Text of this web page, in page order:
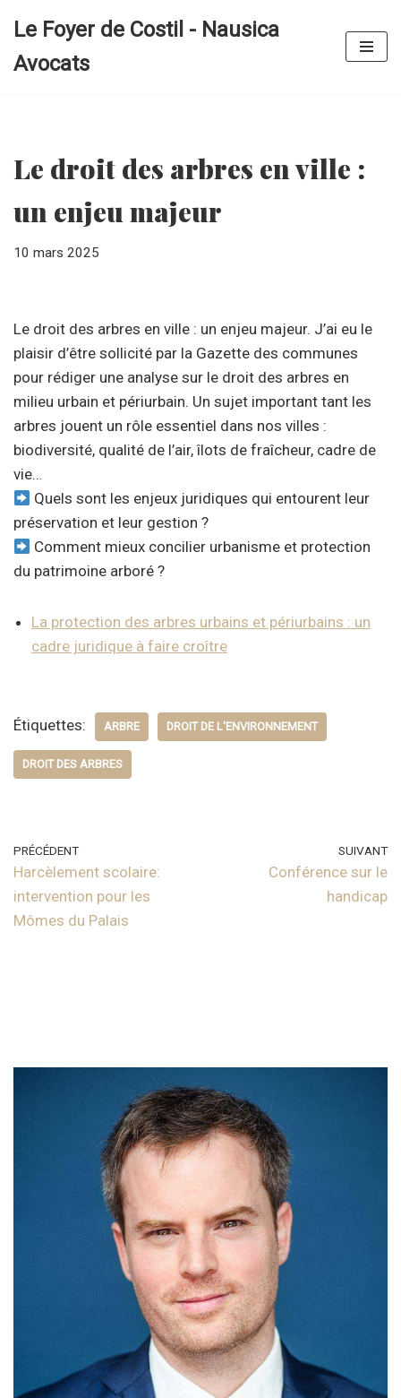
au
Le Foyer de Costil - Nausica
Avocats
Le droit des arbres en ville :
un enjeu majeur
10 mars 2025
Le droit des arbres en ville : un enjeu majeur. J’ai eu le
plaisir d’être sollicité par la Gazette des communes
pour rédiger une analyse sur le droit des arbres en
milieu urbain et périurbain. Un sujet important tant les
arbres jouent un rôle essentiel dans nos villes :
biodiversité, qualité de l’air, îlots de fraîcheur, cadre de
vie…
Quels sont les enjeux juridiques qui entourent leur
préservation et leur gestion ?
Comment mieux concilier urbanisme et protection
du patrimoine arboré ?
La protection des arbres urbains et périurbains : un
cadre juridique à faire croître
Étiquettes: ARBRE DROIT DE L'ENVIRONNEMENT
DROIT DES ARBRES
PRÉCÉDENT
Harcèlement scolaire:
intervention pour les
Mômes du Palais
SUIVANT
Conférence sur le
handicap